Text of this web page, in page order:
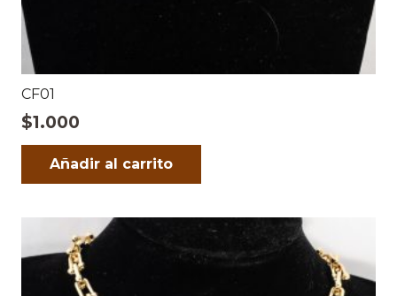
CF01
$1.000
Añadir al carrito